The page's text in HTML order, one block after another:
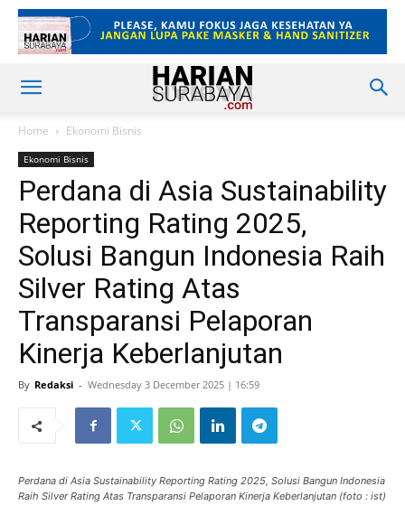
Home Ekonomi Bisnis
Ekonomi Bisnis
Perdana di Asia Sustainability
Reporting Rating 2025,
Solusi Bangun Indonesia Raih
Silver Rating Atas
Transparansi Pelaporan
Kinerja Keberlanjutan
By Redaksi - Wednesday 3 December 2025 | 16:59
Perdana di Asia Sustainability Reporting Rating 2025, Solusi Bangun Indonesia
Raih Silver Rating Atas Transparansi Pelaporan Kinerja Keberlanjutan (foto : ist)